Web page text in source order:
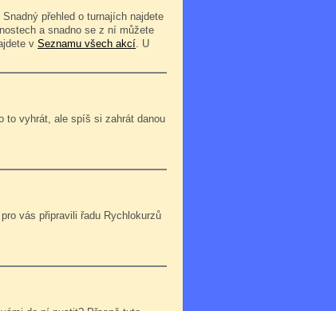
přehled o turnajích najdete
a snadno se z ní můžete
v Seznamu všech akcí. U
to vyhrát, ale spíš si zahrát danou
vás připravili řadu Rychlokurzů